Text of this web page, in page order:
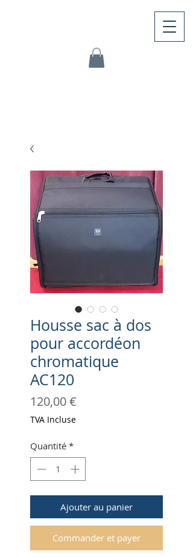
Housse sac à dos
pour accordéon
chromatique
AC120
120,00 €
TVA Incluse
Quantité *
Ajouter au panier
Commander et payer